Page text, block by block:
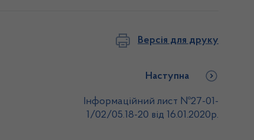
Версія для друку
Наступна
Інформаційний лист №27-01-
1/02/05.18-20 від 16.01.2020р.